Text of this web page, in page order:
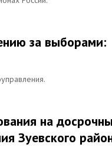
за выборами:
на
Зуевского